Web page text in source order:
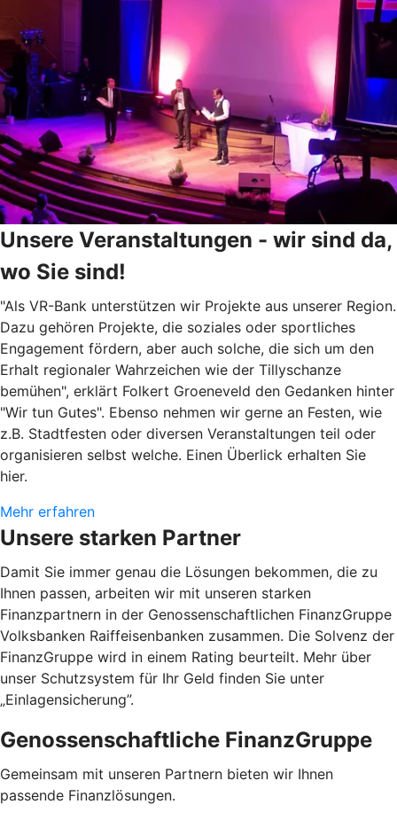
Unsere Veranstaltungen - wir sind da,
wo Sie sind!
"Als VR-Bank unterstützen wir Projekte aus unserer Region.
Dazu gehören Projekte, die soziales oder sportliches
Engagement fördern, aber auch solche, die sich um den
Erhalt regionaler Wahrzeichen wie der Tillyschanze
bemühen", erklärt Folkert Groeneveld den Gedanken hinter
"Wir tun Gutes". Ebenso nehmen wir gerne an Festen, wie
z.B. Stadtfesten oder diversen Veranstaltungen teil oder
organisieren selbst welche. Einen Überlick erhalten Sie
hier.
Mehr erfahren
Unsere starken Partner
Damit Sie immer genau die Lösungen bekommen, die zu
Ihnen passen, arbeiten wir mit unseren starken
Finanzpartnern in der Genossenschaftlichen FinanzGruppe
Volksbanken Raiffeisenbanken zusammen. Die Solvenz der
FinanzGruppe wird in einem Rating beurteilt. Mehr über
unser Schutzsystem für Ihr Geld finden Sie unter
„Einlagensicherung”.
Genossenschaftliche FinanzGruppe
Gemeinsam mit unseren Partnern bieten wir Ihnen
passende Finanzlösungen.